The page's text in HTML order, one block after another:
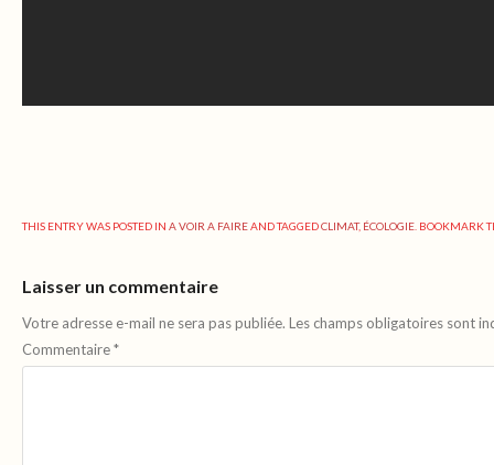
THIS ENTRY WAS POSTED IN A VOIR A FAIREAND TAGGEDCLIMAT, ÉCOLOGIE . BOOKMARK
Laisser un commentaire
Votre adresse e-mail ne sera pas publiée. Les champs obligatoires sont
Commentaire*